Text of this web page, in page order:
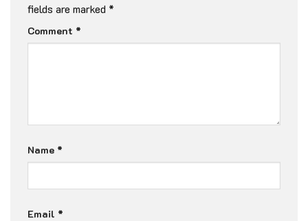
fields are marked *
Comment *
Name *
Email *